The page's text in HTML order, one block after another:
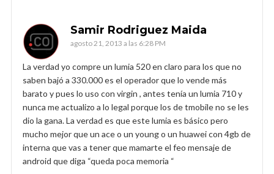
Samir Rodriguez Maida
agosto 21, 2013 a las 6:28 PM
La verdad yo compre un lumia 520 en claro para los que no
saben bajó a 330.000 es el operador que lo vende más
barato y pues lo uso con virgin , antes tenía un lumia 710 y
nunca me actualizo a lo legal porque los de tmobile no se les
dio la gana. La verdad es que este lumia es básico pero
mucho mejor que un ace o un young o un huawei con 4gb de
interna que vas a tener que mamarte el feo mensaje de
android que diga “queda poca memoria “